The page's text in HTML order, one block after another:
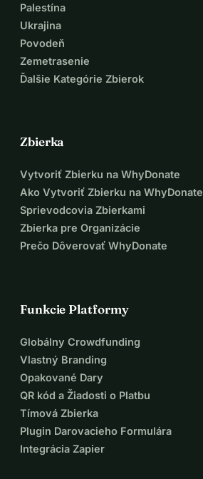
Palestína
Ukrajina
Povodeň
Zemetrasenie
Ďalšie Kategórie Zbierok
Zbierka
Vytvoriť Zbierku na WhyDonate
Ako Vytvoriť Zbierku na WhyDonate
Sprievodcovia Zbierkami
Zbierka pre Organizácie
Prečo Dôverovať WhyDonate
Funkcie Platformy
Globálny Crowdfunding
Vlastný Branding
Opakované Dary
QR kód a Žiadosti o Platbu
Tímová Zbierka
Plugin Darovacieho Formulára
Integrácia Zapier